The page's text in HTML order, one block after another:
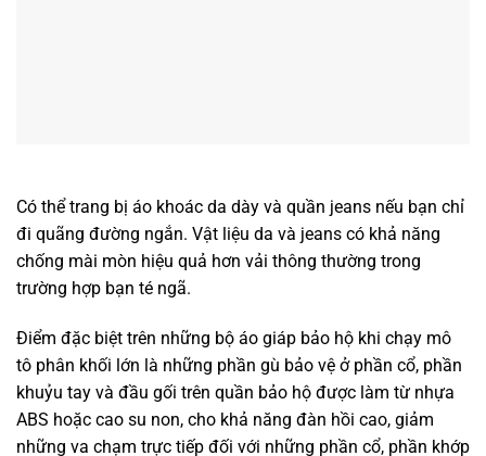
Có thể trang bị áo khoác da dày và quần jeans nếu bạn chỉ
đi quãng đường ngắn. Vật liệu da và jeans có khả năng
chống mài mòn hiệu quả hơn vải thông thường trong
trường hợp bạn té ngã.
Điểm đặc biệt trên những bộ áo giáp bảo hộ khi chạy mô
tô phân khối lớn là những phần gù bảo vệ ở phần cổ, phần
khuỷu tay và đầu gối trên quần bảo hộ được làm từ nhựa
ABS hoặc cao su non, cho khả năng đàn hồi cao, giảm
những va chạm trực tiếp đối với những phần cổ, phần khớp